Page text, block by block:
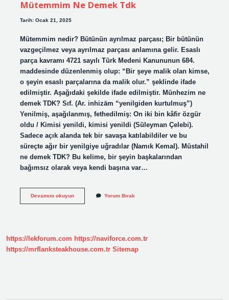
Mütemmim Ne Demek Tdk
Tarih: Ocak 21, 2025
Mütemmim nedir? Bütünün ayrılmaz parçası; Bir bütünün
vazgeçilmez veya ayrılmaz parçası anlamına gelir. Esaslı
parça kavramı 4721 sayılı Türk Medeni Kanununun 684.
maddesinde düzenlenmiş olup: “Bir şeye malik olan kimse,
o şeyin esaslı parçalarına da malik olur.” şeklinde ifade
edilmiştir. Aşağıdaki şekilde ifade edilmiştir. Münhezim ne
demek TDK? Sıf. (Ar. inhizām “yenilgiden kurtulmuş”)
Yenilmiş, aşağılanmış, fethedilmiş: On iki bin kâfir özgür
oldu / Kimisi yenildi, kimisi yenildi (Süleyman Çelebi).
Sadece açık alanda tek bir savaşa katılabildiler ve bu
süreçte ağır bir yenilgiye uğradılar (Namık Kemal). Müstahil
ne demek TDK? Bu kelime, bir şeyin başkalarından
bağımsız olarak veya kendi başına var…
Devamını okuyunMütemmim
Yorum Bırak
https://lekforum.com https://naviforce.com.tr
https://mrflanksteakhouse.com.tr Sitemap